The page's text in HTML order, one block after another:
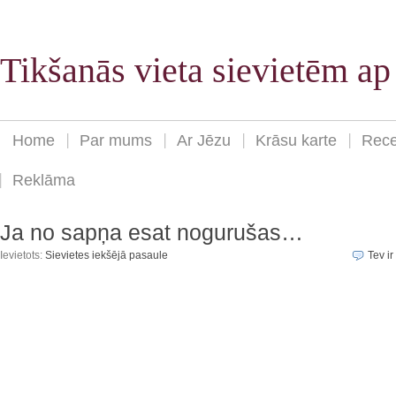
Tikšanās vieta sievietēm
Home Par mums Ar Jēzu Krāsu karte
Reklāma
Ja no sapņa esat nogurušas…
Ievietots: Sievietes iekšējā pasaule Tev ir